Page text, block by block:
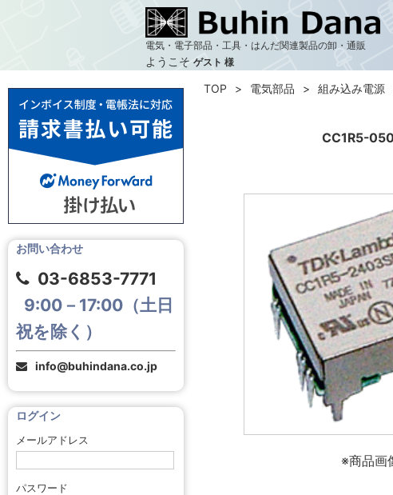
電気・電子部品・工具・はんだ関連製品の卸・通販
ようこそ ゲスト 様
CC1R5-
お問い合わせ
03-6853-7771
9:00－17:00（土日
祝を除く）
info@buhindana.co.jp
ログイン
メールアドレス
パスワード
TOP 電気部品 組み込み電源
※商品画